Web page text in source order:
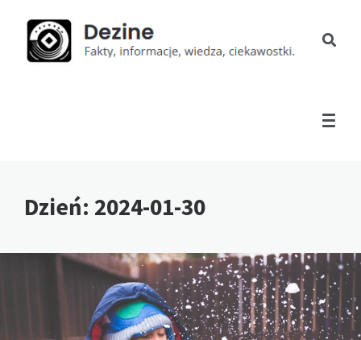
Dzień: 2024-01-30